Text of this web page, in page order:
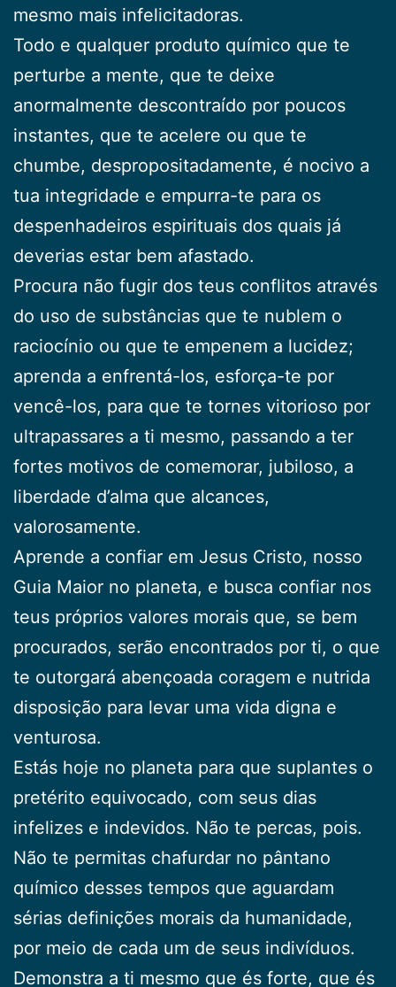
mesmo mais infelicitadoras.
Todo e qualquer produto químico que te
perturbe a mente, que te deixe
anormalmente descontraído por poucos
instantes, que te acelere ou que te
chumbe, despropositadamente, é nocivo a
tua integridade e empurra-te para os
despenhadeiros espirituais dos quais já
deverias estar bem afastado.
Procura não fugir dos teus conflitos através
do uso de substâncias que te nublem o
raciocínio ou que te empenem a lucidez;
aprenda a enfrentá-los, esforça-te por
vencê-los, para que te tornes vitorioso por
ultrapassares a ti mesmo, passando a ter
fortes motivos de comemorar, jubiloso, a
liberdade d’alma que alcances,
valorosamente.
Aprende a confiar em Jesus Cristo, nosso
Guia Maior no planeta, e busca confiar nos
teus próprios valores morais que, se bem
procurados, serão encontrados por ti, o que
te outorgará abençoada coragem e nutrida
disposição para levar uma vida digna e
venturosa.
Estás hoje no planeta para que suplantes o
pretérito equivocado, com seus dias
infelizes e indevidos. Não te percas, pois.
Não te permitas chafurdar no pântano
químico desses tempos que aguardam
sérias definições morais da humanidade,
por meio de cada um de seus indivíduos.
Demonstra a ti mesmo que és forte, que és